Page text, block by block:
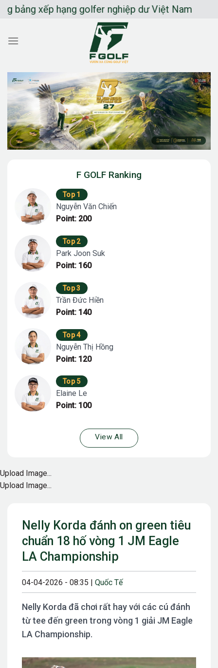
Chuyển
dung
xếp hạng golfer nghiệp dư Việt Nam
Nelly Korda đánh on green tiêu
chuẩn 18 hố vòng 1 JM Eagle
LA Championship
04-04-2026 - 08:35 | Quốc Tế
Nelly Korda đã chơi rất hay với các cú đánh
từ tee đến green trong vòng 1 giải JM Eagle
LA Championship.
F GOLF Ranking
Top 1
Nguyễn Văn Chiến
Point: 200
Top 2
Park Joon Suk
Point: 160
Top 3
Trần Đức Hiền
Point: 140
Top 4
Nguyễn Thị Hồng
Point: 120
Top 5
Elaine Le
Point: 100
View All
Upload Image...
Upload Image...